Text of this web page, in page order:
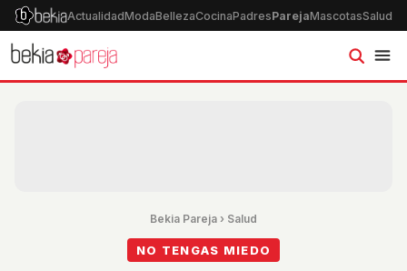
ActualidadModaBellezaCocinaPadresParejaMascotasSalud
Bekia Pareja › Salud
NO TENGAS MIEDO